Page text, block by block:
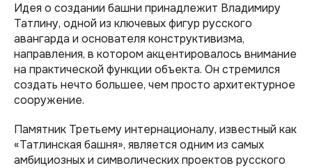
Идея о создании башни принадлежит Владимиру
Татлину, одной из ключевых фигур русского
авангарда и основателя конструктивизма,
направления, в котором акцентировалось внимание
на практической функции объекта. Он стремился
создать нечто большее, чем просто архитектурное
сооружение.
Памятник Третьему интернационалу, известный как
«Татлинская башня», является одним из самых
амбициозных и символических проектов русского